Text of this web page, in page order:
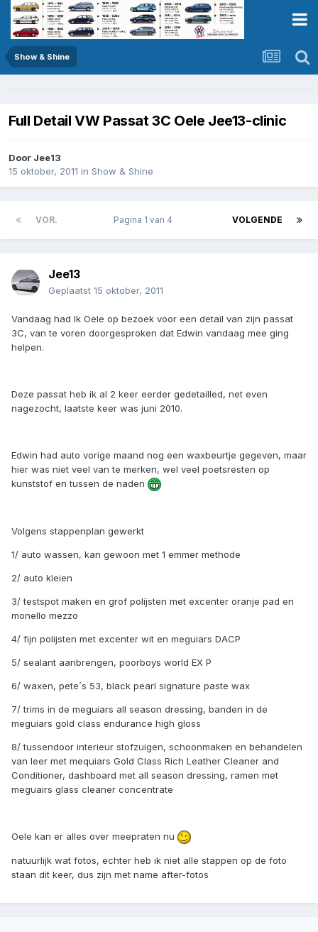
Show & Shine
Full Detail VW Passat 3C Oele Jee13-clinic
Door Jee13
15 oktober, 2011 in Show & Shine
VOR. VOLGENDE
Pagina 1 van 4
Jee13
Geplaatst 15 oktober, 2011
Vandaag had Ik Oele op bezoek voor een detail van zijn passat
3C, van te voren doorgesproken dat Edwin vandaag mee ging
helpen.
Deze passat heb ik al 2 keer eerder gedetailled, net even
nagezocht, laatste keer was juni 2010.
Edwin had auto vorige maand nog een waxbeurtje gegeven, maar
hier was niet veel van te merken, wel veel poetsresten op
kunststof en tussen de naden
Volgens stappenplan gewerkt
1/ auto wassen, kan gewoon met 1 emmer methode
2/ auto kleien
3/ testspot maken en grof polijsten met excenter oranje pad en
monello mezzo
4/ fijn polijsten met excenter wit en meguiars DACP
5/ sealant aanbrengen, poorboys world EX P
6/ waxen, pete´s 53, black pearl signature paste wax
7/ trims in de meguiars all season dressing, banden in de
meguiars gold class endurance high gloss
8/ tussendoor interieur stofzuigen, schoonmaken en behandelen
van leer met mequiars Gold Class Rich Leather Cleaner and
Conditioner, dashboard met all season dressing, ramen met
meguairs glass cleaner concentrate
Oele kan er alles over meepraten nu
natuurlijk wat fotos, echter heb ik niet alle stappen op de foto
staan dit keer, dus zijn met name after-fotos